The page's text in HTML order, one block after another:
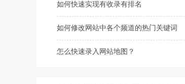
如何快速实现有收录有排名
如何修改网站中各个频道的热门关键词
怎么快速录入网站地图？